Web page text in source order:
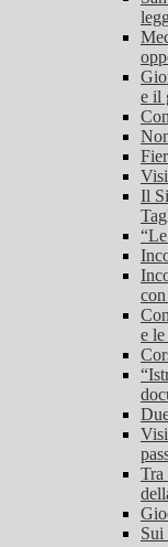
e il
Il
e
Tra
Sui